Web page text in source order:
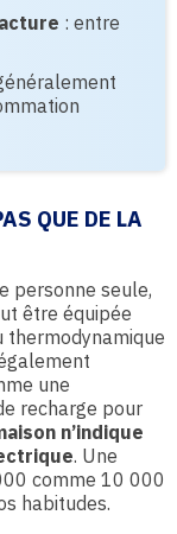
: entre
QUE DE LA
personne seule,
être équipée
thermodynamique
une
recharge pour
n’indique
. Une
comme 10 000
habitudes.